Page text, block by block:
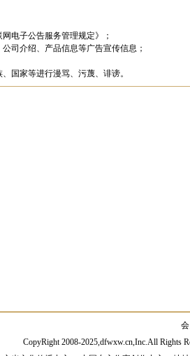
电子公告服务管理规定》；
司介绍、产品信息等广告宣传信息；
国家等进行漫骂、污蔑、诽谤。
CopyRight 2008-2025,dfwxw.cn,Inc.All Rights